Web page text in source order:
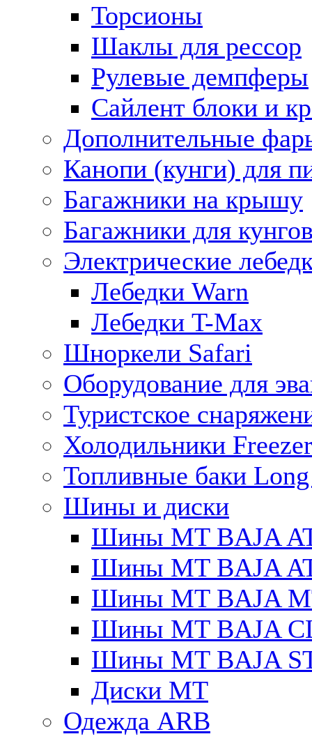
Торсионы
Шаклы для рессор
Рулевые демпферы
Сайлент блоки и
Дополнительные
Канопи (кунги) для
Багажники на крышу
Багажники для
Электрические
Лебедки Warn
Лебедки T-Max
Шноркели Safari
Оборудование для
Туристское
Холодильники
Топливные баки
Шины и диски
Шины MT BAJA
Шины MT BAJA
Шины MT BAJA
Шины MT BAJA
Шины MT BAJA
Диски MT
Одежда ARB